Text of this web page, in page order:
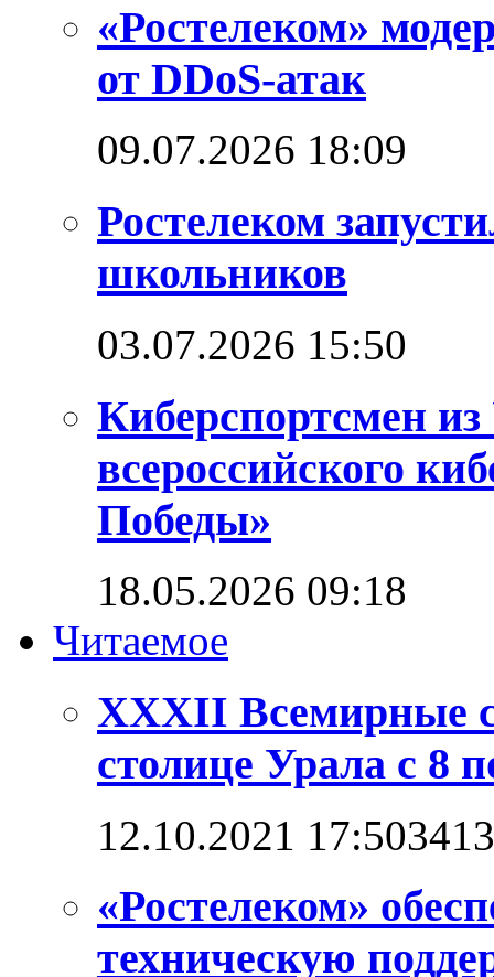
«Ростелеком»
от DDoS-атак
09.07.2026 18:09
Ростелеком
школьников
03.07.2026 15:50
Киберспортсмен
всероссийского
Победы»
18.05.2026 09:18
Читаемое
XXXII Всемирные
столице Урала с 8
12.10.2021 17:50
«Ростелеком»
техническую